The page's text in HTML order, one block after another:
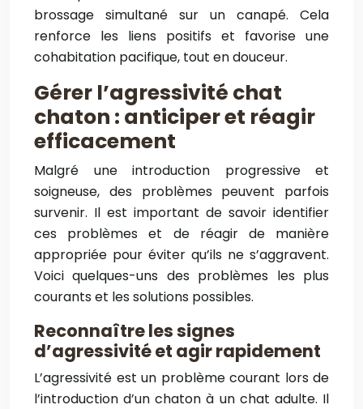
brossage simultané sur un canapé. Cela
renforce les liens positifs et favorise une
cohabitation pacifique, tout en douceur.
Gérer l’agressivité chat
chaton : anticiper et réagir
efficacement
Malgré une introduction progressive et
soigneuse, des problèmes peuvent parfois
survenir. Il est important de savoir identifier
ces problèmes et de réagir de manière
appropriée pour éviter qu’ils ne s’aggravent.
Voici quelques-uns des problèmes les plus
courants et les solutions possibles.
Reconnaître les signes
d’agressivité et agir rapidement
L’agressivité est un problème courant lors de
l’introduction d’un chaton à un chat adulte. Il